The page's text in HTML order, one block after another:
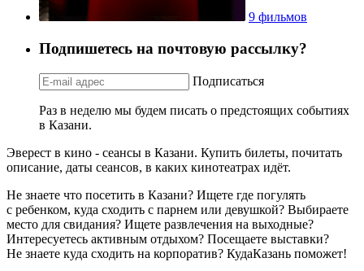
9 фильмов
Подпишетесь на почтовую рассылку?
Подписаться
Раз в неделю мы будем писать о предстоящих событиях
в Казани.
Эверест в кино - сеансы в Казани. Купить билеты, почитать
описание, даты сеансов, в каких кинотеатрах идёт.
Не знаете что посетить в Казани? Ищете где погулять
с ребенком, куда сходить с парнем или девушкой? Выбираете
место для свидания? Ищете развлечения на выходные?
Интересуетесь активным отдыхом? Посещаете выставки?
Не знаете куда сходить на корпоратив? КудаКазань поможет!